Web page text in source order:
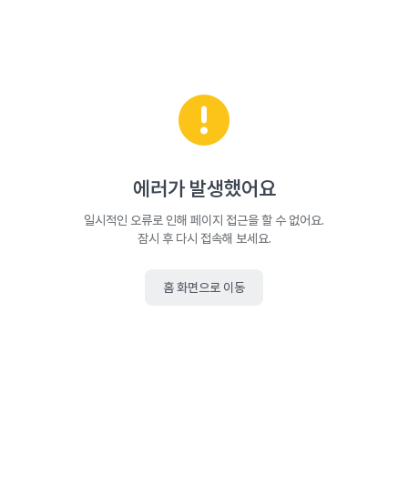
에러가 발생했어요
일시적인 오류로 인해 페이지 접근을 할 수 없어요.
잠시 후 다시 접속해 보세요.
홈 화면으로 이동